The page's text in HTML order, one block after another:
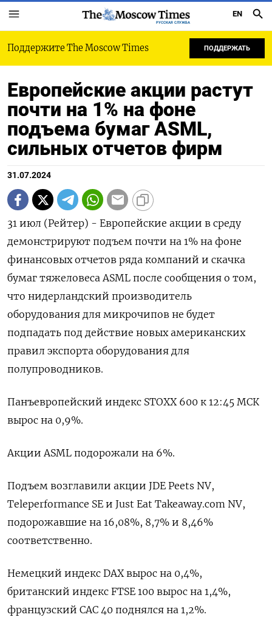
РУССКАЯ СЛУЖБА
EN
Поддержите The Moscow Times ПОДДЕРЖАТЬ
Европейские акции растут
почти на 1% на фоне
подъема бумаг ASML,
сильных отчетов фирм
31.07.2024
31 июл (Рейтер) - Европейские акции в среду
демонстрируют подъем почти на 1% на фоне
финансовых отчетов ряда компаний и скачка
бумаг тяжеловеса ASML после сообщения о том,
что нидерландский производитель
оборудования для микрочипов не будет
подпадать под действие новых американских
правил экспорта оборудования для
полупроводников.
Панъевропейский индекс STOXX 600 к 12:45 МСК
вырос на 0,9%.
Акции ASML подорожали на 6%.
Подъем возглавили акции JDE Peets NV,
Teleperformance SE и Just Eat Takeaway.com NV,
подорожавшие на 16,08%, 8,7% и 8,46%
соответственно.
Немецкий индекс DAX вырос на 0,4%,
британский индекс FTSE 100 вырос на 1,4%,
французский CAC 40 поднялся на 1,2%.